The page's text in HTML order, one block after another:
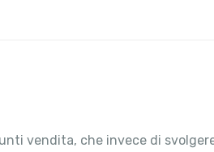
vendita, che invece di